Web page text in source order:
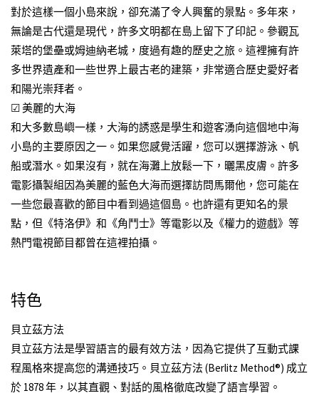
對於這樣一個小島來說，卻充滿了令人興奮的景點。多年來，
無論是古代還是現代，許多文明都在島上留下了印記。參觀瓦
萊塔的堡壘或姆迪納老城，度過有趣的歷史之旅。這裡擁有許
多世界遺產和一些世界上最古老的建築，非常適合歷史愛好者
和陽光崇拜者。
☑ 美麗的大海
和大多數島嶼一樣，大海的誘惑是學生和遊客湧向這個地中海
小島的主要原因之一。如果您感覺活躍，您可以選擇游泳、帆
船或潛水。如果沒有，就在海灘上放鬆一下，曬黑皮膚。許多
電影攝製組因為美麗的藍色大海而選擇訪問馬爾他，您可能在
一些您最喜歡的節目中看到過這個島。也許還有更知名的景
點，但《特洛伊》和《角鬥士》等電影以及《權力的遊戲》等
熱門電視節目都曾在這裡拍攝。
特色
貝立茲方法
貝立茲方法是學習語言的最有效方法，因為它提供了互動式課
程風格來提高您的溝通技巧。貝立茲方法 (Berlitz Method®) 成立
於 1878 年，以其直觀、對話的風格徹底改變了語言學習。